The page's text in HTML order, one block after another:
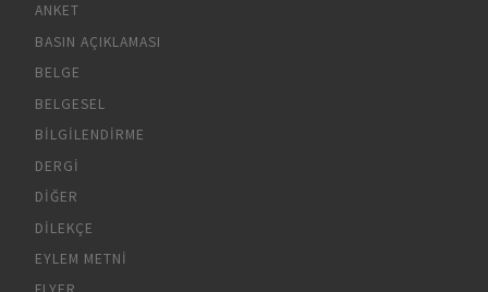
ANKET
BASIN AÇIKLAMASI
BELGE
BELGESEL
BILGILENDIRME
DERGI
DIĞER
DILEKÇE
EYLEM METNI